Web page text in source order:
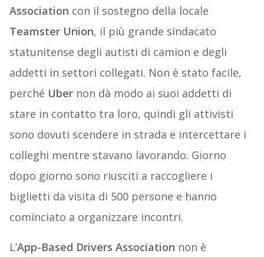
Association con il sostegno della locale
Teamster Union, il più grande sindacato
statunitense degli autisti di camion e degli
addetti in settori collegati. Non è stato facile,
perché Ubernon dà modo ai suoi addetti di
stare in contatto tra loro, quindi gli attivisti
sono dovuti scendere in strada e intercettare i
colleghi mentre stavano lavorando. Giorno
dopo giorno sono riusciti a raccogliere i
biglietti da visita di 500 persone e hanno
cominciato a organizzare incontri.
L’App-Based Drivers Association non è